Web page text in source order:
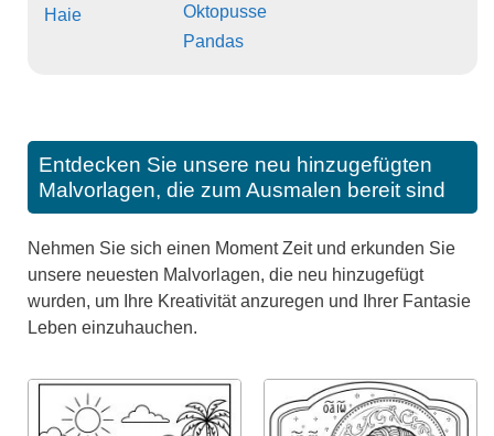
Haie
Oktopusse
Pandas
Entdecken Sie unsere neu hinzugefügten
Malvorlagen, die zum Ausmalen bereit sind
Nehmen Sie sich einen Moment Zeit und erkunden Sie
unsere neuesten Malvorlagen, die neu hinzugefügt
wurden, um Ihre Kreativität anzuregen und Ihrer Fantasie
Leben einzuhauchen.